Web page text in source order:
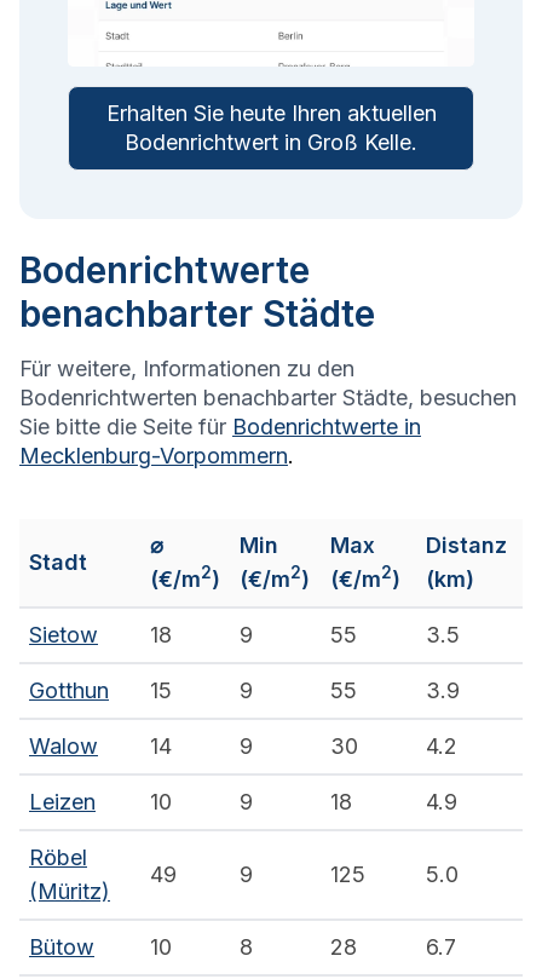
Erhalten Sie heute Ihren aktuellen
Bodenrichtwert in Groß Kelle.
Bodenrichtwerte
benachbarter Städte
Für weitere, Informationen zu den
Bodenrichtwerten benachbarter Städte, besuchen
Sie bitte die Seite für Bodenrichtwerte in
Mecklenburg-Vorpommern.
Stadt
⌀
(€/m2)
Min
(€/m2)
Max
(€/m2)
Distanz
(km)
Sietow 18 9 55 3.5
Gotthun 15 9 55 3.9
Walow 14 9 30 4.2
Leizen 10 9 18 4.9
Röbel
(Müritz)
49 9 125 5.0
Bütow 10 8 28 6.7